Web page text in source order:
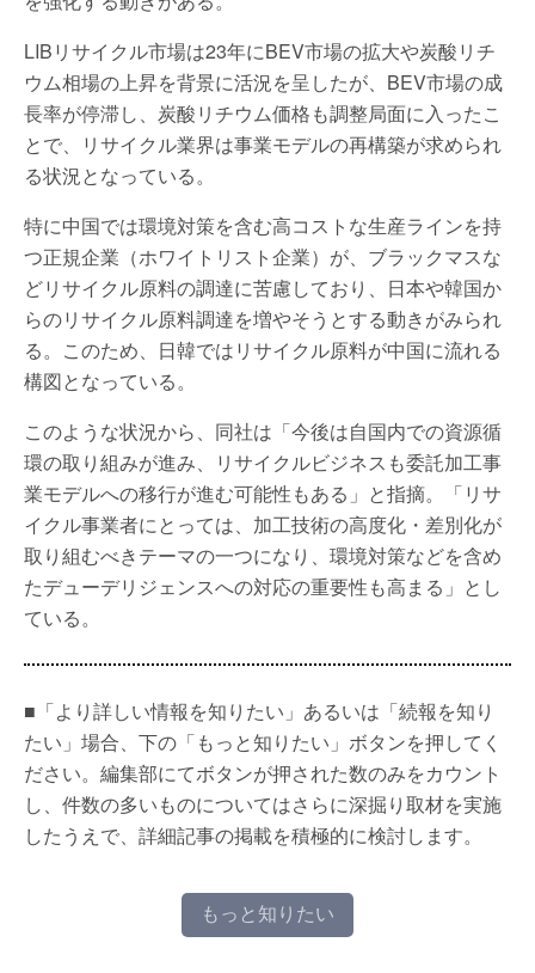
LIBリサイクル市場は23年にBEV市場の拡大や炭酸リチ
ウム相場の上昇を背景に活況を呈したが、BEV市場の成
長率が停滞し、炭酸リチウム価格も調整局面に入ったこ
とで、リサイクル業界は事業モデルの再構築が求められ
る状況となっている。
特に中国では環境対策を含む高コストな生産ラインを持
つ正規企業（ホワイトリスト企業）が、ブラックマスな
どリサイクル原料の調達に苦慮しており、日本や韓国か
らのリサイクル原料調達を増やそうとする動きがみられ
る。このため、日韓ではリサイクル原料が中国に流れる
構図となっている。
このような状況から、同社は「今後は自国内での資源循
環の取り組みが進み、リサイクルビジネスも委託加工事
業モデルへの移行が進む可能性もある」と指摘。「リサ
イクル事業者にとっては、加工技術の高度化・差別化が
取り組むべきテーマの一つになり、環境対策などを含め
たデューデリジェンスへの対応の重要性も高まる」とし
ている。
■「より詳しい情報を知りたい」あるいは「続報を知り
たい」場合、下の「もっと知りたい」ボタンを押してく
ださい。編集部にてボタンが押された数のみをカウント
し、件数の多いものについてはさらに深掘り取材を実施
したうえで、詳細記事の掲載を積極的に検討します。
もっと知りたい